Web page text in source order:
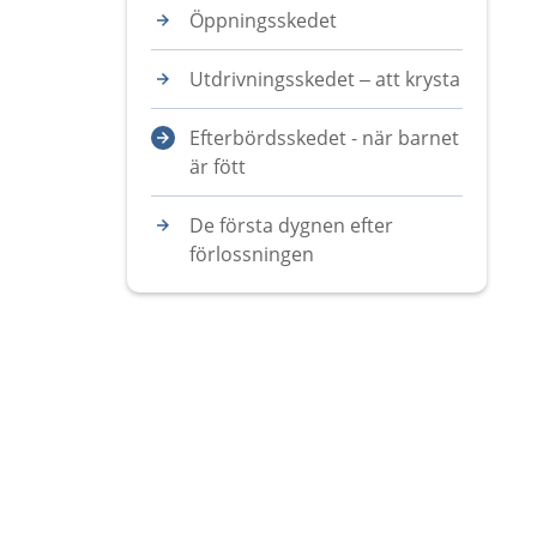
Öppningsskedet
Utdrivningsskedet – att krysta
Efterbördsskedet - när barnet
är fött
De första dygnen efter
förlossningen